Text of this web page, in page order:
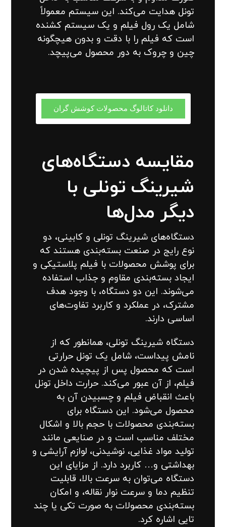
تونل هدایت می‌کند. این سیستم معمولاً
شامل یک رول فیلم و یک سیستم کشنده
است که فیلم را با دقت و بدون هیچگونه
چین و چروک به دور محصول می‌پیچد.
دانلود کاتالوگ محصولات کوشش گران
مقایسه دستگاه‌های
شیرینگ تونلی با
دیگر مدل‌ها
دستگاه‌های شیرینگ تونلی و کابینی، دو
نوع رایج در صنعت بسته‌بندی هستند که
برای پوشش محصولات با فیلم پلاستیکی و
ایجاد بسته‌بندی مقاوم و جذاب استفاده
می‌شوند. این دو دستگاه، با وجود هدف
مشترک، در عملکرد و کاربرد تفاوت‌های
اساسی دارند.
دستگاه شیرینگ تونلی، همانطور که از
نامش پیداست، شامل یک تونل حرارتی
است که محصول پس از پیچیده شدن در
فیلم، از آن عبور می‌کند. حرارت داخل تونل
باعث انقباض فیلم و چسبیدن آن به
محصول می‌شود. این دستگاه برای
بسته‌بندی محصولات با حجم بالا و اشکال
مختلف مناسب است و در صنایعی مانند
تولید مواد غذایی، نوشیدنی، لوازم آرایشی و
بهداشتی و… کاربرد دارد. از مزایای این
دستگاه می‌توان به سرعت بالا، قابلیت
تنظیم دما و سرعت نوار نقاله، و امکان
بسته‌بندی محصولات به صورت تکی یا چند
تایی اشاره کرد.